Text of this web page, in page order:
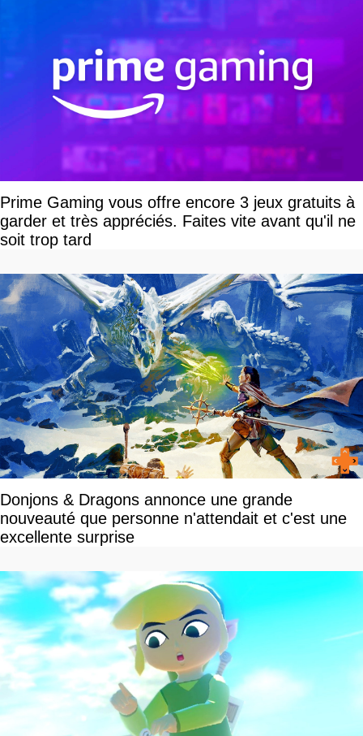
Prime Gaming vous offre encore 3 jeux gratuits à
garder et très appréciés. Faites vite avant qu'il ne
soit trop tard
Donjons & Dragons annonce une grande
nouveauté que personne n'attendait et c'est une
excellente surprise